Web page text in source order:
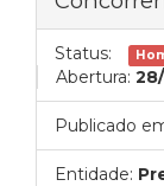
Status:
Abertura:
Publicado
Entidade: